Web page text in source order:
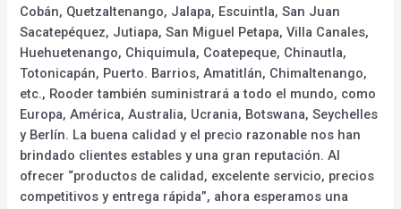
Cobán, Quetzaltenango, Jalapa, Escuintla, San Juan
Sacatepéquez, Jutiapa, San Miguel Petapa, Villa Canales,
Huehuetenango, Chiquimula, Coatepeque, Chinautla,
Totonicapán, Puerto. Barrios, Amatitlán, Chimaltenango,
etc., Rooder también suministrará a todo el mundo, como
Europa, América, Australia, Ucrania, Botswana, Seychelles
y Berlín. La buena calidad y el precio razonable nos han
brindado clientes estables y una gran reputación. Al
ofrecer “productos de calidad, excelente servicio, precios
competitivos y entrega rápida”, ahora esperamos una